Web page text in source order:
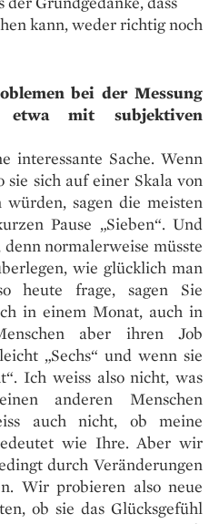
kann, weder richtig noch
bei der Messung
mit subjektiven
interessante Sache. Wenn
sie sich auf einer Skala von
sagen die meisten
Pause „Sieben“. Und
normalerweise müsste
wie glücklich man
heute frage, sagen Sie
in einem Monat, auch in
aber ihren Job
„Sechs“ und wenn sie
Ich weiss also nicht, was
anderen Menschen
auch nicht, ob meine
wie Ihre. Aber wir
durch Veränderungen
Wir probieren also neue
ob sie das Glücksgefühl